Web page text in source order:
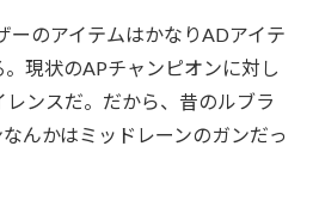
ーのアイテムはかなりADアイテ
現状のAPチャンピオンに対し
ンスだ。だから、昔のルブラ
んかはミッドレーンのガンだっ